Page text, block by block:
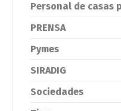
Personal de casas
PRENSA
Pymes
SIRADIG
Sociedades